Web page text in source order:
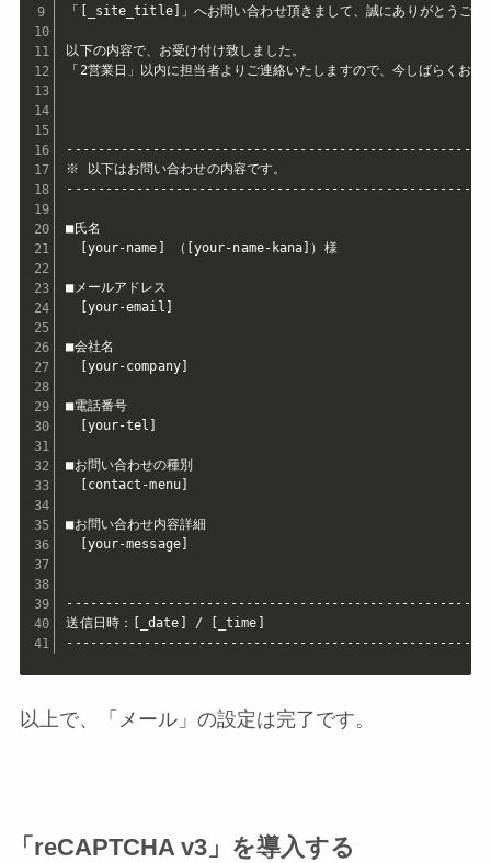
「[_site_title]」へお問い合わせ頂きまして、誠にありがとうござ
以下の内容で、お受け付け致しました。
「2営業日」以内に担当者よりご連絡いたしますので、今しばらくお
※ 以下はお問い合わせの内容です。
■氏名
[your-name] （[your-name-kana]）様
■メールアドレス
[your-email]
■会社名
[your-company]
■電話番号
[your-tel]
■お問い合わせの種別
[contact-menu]
■お問い合わせ内容詳細
[your-message]
送信日時：[_date] / [_time]
以上で、「メール」の設定は完了です。
「reCAPTCHA v3」を導入する